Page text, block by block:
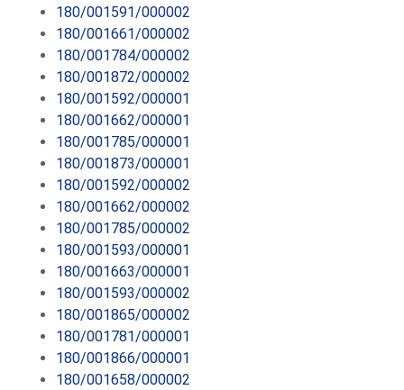
180/001591/000002
180/001661/000002
180/001784/000002
180/001872/000002
180/001592/000001
180/001662/000001
180/001785/000001
180/001873/000001
180/001592/000002
180/001662/000002
180/001785/000002
180/001593/000001
180/001663/000001
180/001593/000002
180/001865/000002
180/001781/000001
180/001866/000001
180/001658/000002